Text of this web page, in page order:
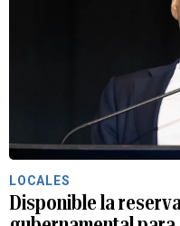
LOCALES
Disponible la